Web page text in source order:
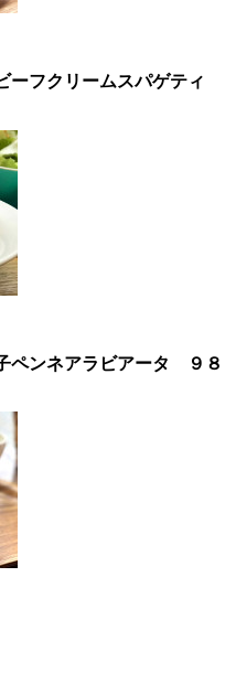
ーフクリームスパゲティ
ペンネアラビアータ
９８